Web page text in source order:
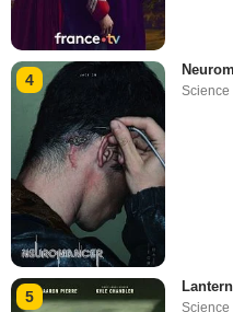
4
Science
5
Science